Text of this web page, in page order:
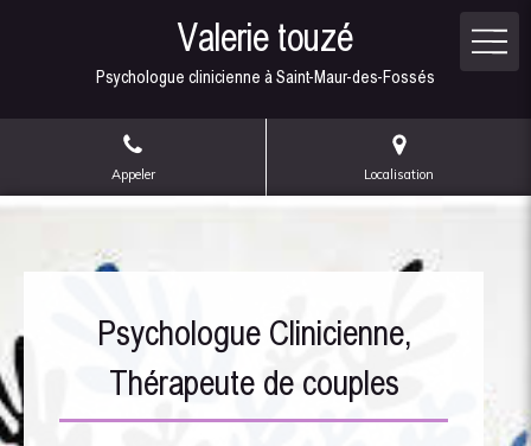
Valerie touzé
Psychologue clinicienne à Saint-Maur-des-Fossés
Appeler Localisation
Psychologue Clinicienne,
Thérapeute de couples